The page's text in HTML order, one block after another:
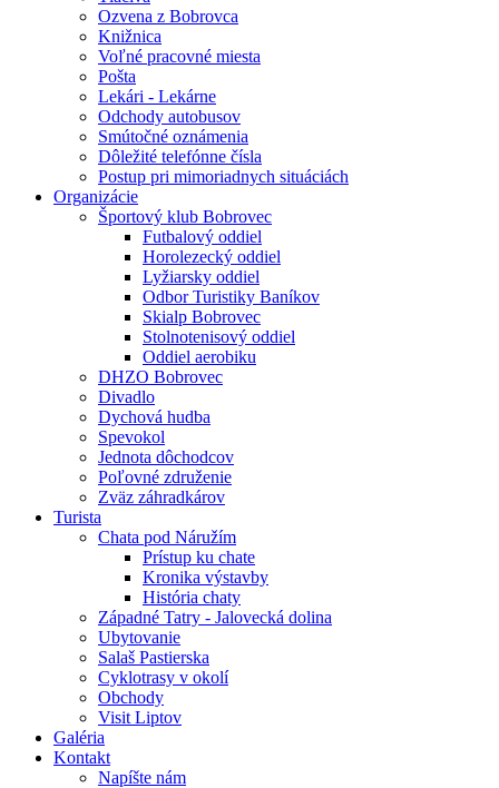
Ozvena z Bobrovca
Knižnica
Voľné pracovné miesta
Pošta
Lekári - Lekárne
Odchody autobusov
Smútočné oznámenia
Dôležité telefónne čísla
Postup pri mimoriadnych situáciách
Organizácie
Športový klub Bobrovec
Futbalový oddiel
Horolezecký oddiel
Lyžiarsky oddiel
Odbor Turistiky Baníkov
Skialp Bobrovec
Stolnotenisový oddiel
Oddiel aerobiku
DHZO Bobrovec
Divadlo
Dychová hudba
Spevokol
Jednota dôchodcov
Poľovné združenie
Zväz záhradkárov
Turista
Chata pod Náružím
Prístup ku chate
Kronika výstavby
História chaty
Západné Tatry - Jalovecká dolina
Ubytovanie
Salaš Pastierska
Cyklotrasy v okolí
Obchody
Visit Liptov
Galéria
Kontakt
Napíšte nám